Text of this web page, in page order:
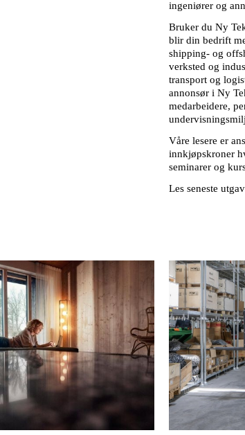
ingeniører og
Bruker du Ny
blir din bedrift
shipping- og
verksted og
transport og
annonsør i Ny
medarbeidere,
Våre lesere er
innkjøpskroner
seminarer og
Les seneste